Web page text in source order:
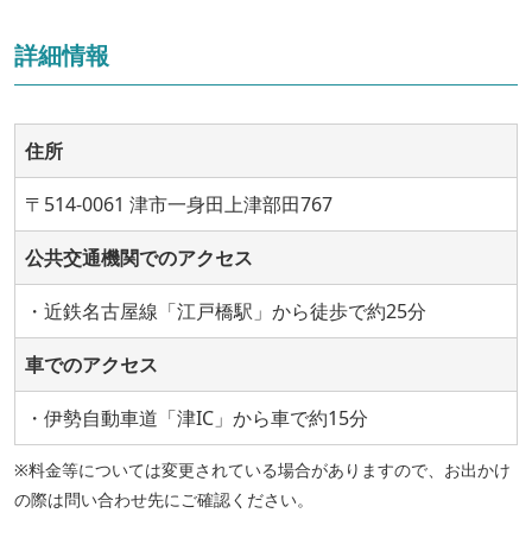
詳細情報
住所
〒514-0061 津市一身田上津部田767
公共交通機関でのアクセス
・近鉄名古屋線「江戸橋駅」から徒歩で約25分
車でのアクセス
・伊勢自動車道「津IC」から車で約15分
※料金等については変更されている場合がありますので、お出かけ
の際は問い合わせ先にご確認ください。